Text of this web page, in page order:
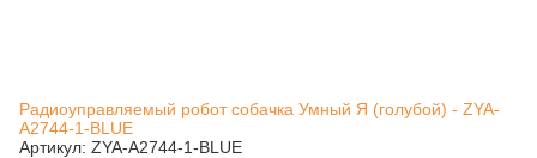
Радиоуправляемый робот собачка Умный Я (голубой) - ZYA-
A2744-1-BLUE
Артикул: ZYA-A2744-1-BLUE